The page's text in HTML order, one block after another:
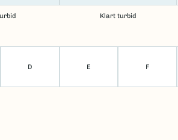
Klart turbid
D E F